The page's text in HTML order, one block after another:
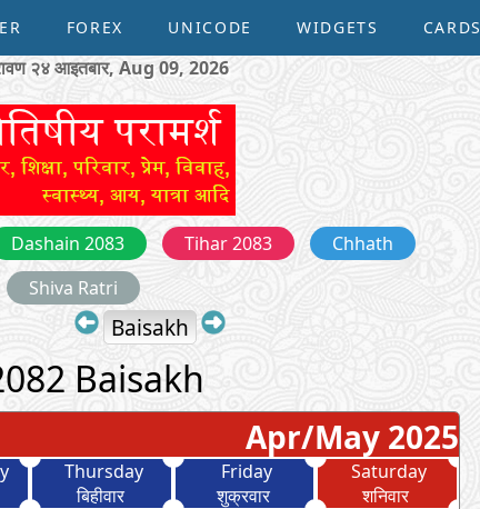
FOREX UNICODE WIDGETS CARDS
२४ आइतबार, Aug 09, 2026
Dashain 2083 Tihar 2083
Chhath
Shiva Ratri
Baisakh
Baisakh
Apr/May 2025
Thursday
बिहीवार
Friday
शुक्रवार
Saturday
शनिवार